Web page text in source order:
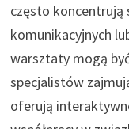
często koncentrują
komunikacyjnych
warsztaty mogą
specjalistów
oferują